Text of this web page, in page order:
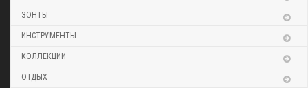
ЗОНТЫ
ИНСТРУМЕНТЫ
КОЛЛЕКЦИИ
ОТДЫХ